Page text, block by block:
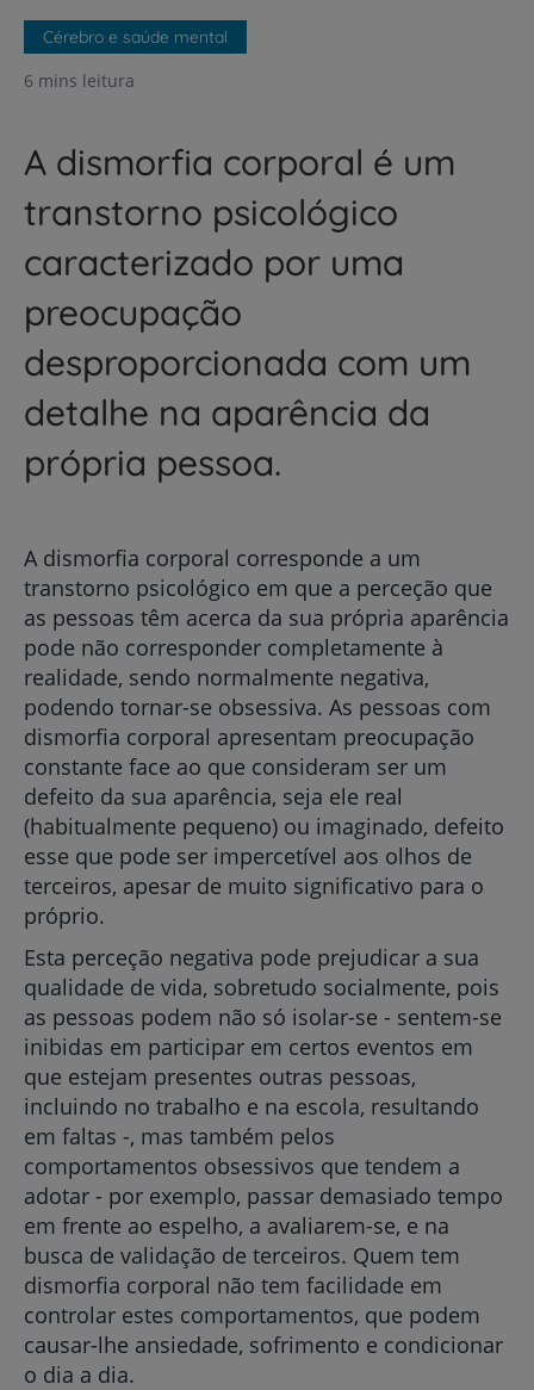
Cérebro e saúde mental
6 mins leitura
A dismorfia corporal é um
transtorno psicológico
caracterizado por uma
preocupação
desproporcionada com um
detalhe na aparência da
própria pessoa.
A dismorfia corporal corresponde a um
transtorno psicológico em que a perceção que
as pessoas têm acerca da sua própria aparência
pode não corresponder completamente à
realidade, sendo normalmente negativa,
podendo tornar-se obsessiva. As pessoas com
dismorfia corporal apresentam preocupação
constante face ao que consideram ser um
defeito da sua aparência, seja ele real
(habitualmente pequeno) ou imaginado, defeito
esse que pode ser impercetível aos olhos de
terceiros, apesar de muito significativo para o
próprio.
Esta perceção negativa pode prejudicar a sua
qualidade de vida, sobretudo socialmente, pois
as pessoas podem não só isolar-se - sentem-se
inibidas em participar em certos eventos em
que estejam presentes outras pessoas,
incluindo no trabalho e na escola, resultando
em faltas -, mas também pelos
comportamentos obsessivos que tendem a
adotar - por exemplo, passar demasiado tempo
em frente ao espelho, a avaliarem-se, e na
busca de validação de terceiros. Quem tem
dismorfia corporal não tem facilidade em
controlar estes comportamentos, que podem
causar-lhe ansiedade, sofrimento e condicionar
o dia a dia.